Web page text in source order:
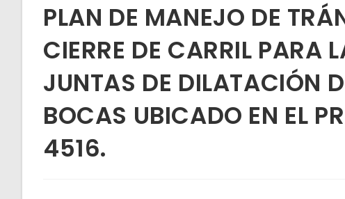
PLAN DE MANEJO DE
CIERRE DE CARRIL PARA
JUNTAS DE DILATACIÓN
BOCAS UBICADO EN EL
4516.